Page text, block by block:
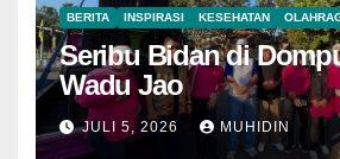
BERITA INSPIRASI KESEHATAN
Seribu Bidan di
Wadu Jao
JULI 5, 2026 MUHIDIN